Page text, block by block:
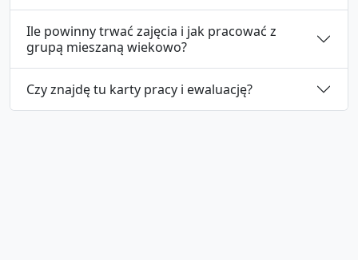
Ile powinny trwać zajęcia i jak pracować z
grupą mieszaną wiekowo?
Czy znajdę tu karty pracy i ewaluację?